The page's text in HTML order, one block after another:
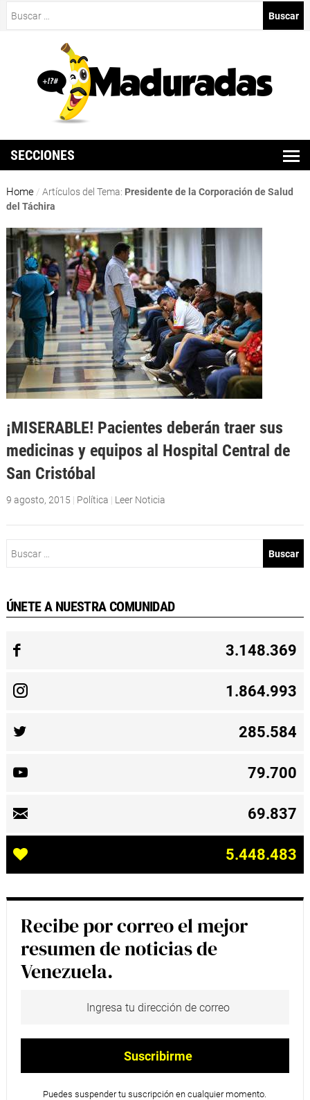
SECCIONES
Home / Artículos del Tema: Presidente de la Corporación de Salud
del Táchira
¡MISERABLE! Pacientes deberán traer sus
medicinas y equipos al Hospital Central de
San Cristóbal
9 agosto, 2015 | Política | Leer Noticia
ÚNETE A NUESTRA COMUNIDAD
3.148.369
1.864.993
285.584
79.700
69.837
5.448.483
Recibe por correo el mejor
resumen de noticias de
Venezuela.
Puedes suspender tu suscripción en cualquier momento.